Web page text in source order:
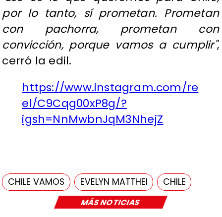
MÁS NOTICIAS
por lo tanto, sí prometan. Prometan
con pachorra, prometan con
convicción, porque vamos a cumplir",
cerró la edil.
https://www.instagram.com/re
el/C9Cqg00xP8g/?
igsh=NnMwbnJqM3NhejZ
CHILE VAMOS EVELYN MATTHEI CHILE